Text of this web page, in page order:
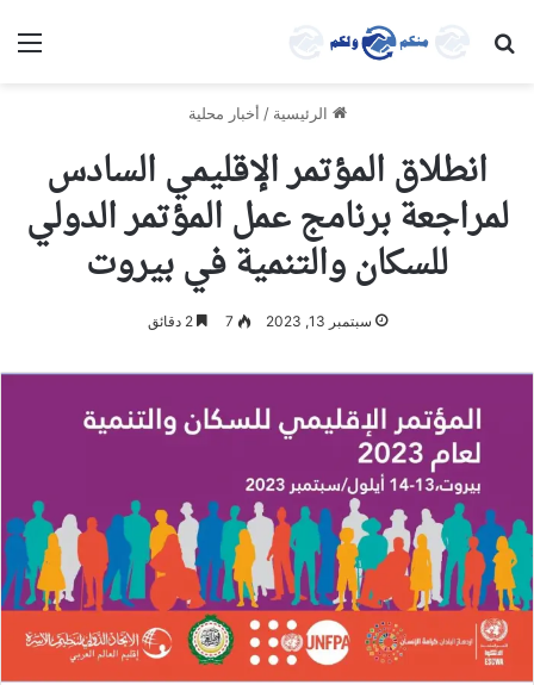
بحث عن
الرئيسية / أخبار محلية
انطلاق المؤتمر الإقليمي السادس
لمراجعة برنامج عمل المؤتمر الدولي
للسكان والتنمية في بيروت
سبتمبر 13, 2023 7 2 دقائق